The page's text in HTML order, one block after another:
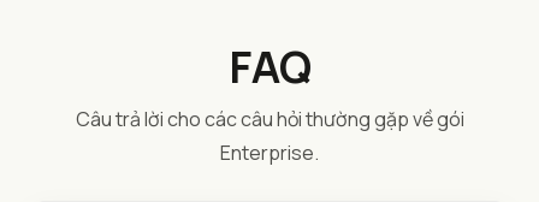
FAQ
Câu trả lời cho các câu hỏi thường gặp về gói
Enterprise.